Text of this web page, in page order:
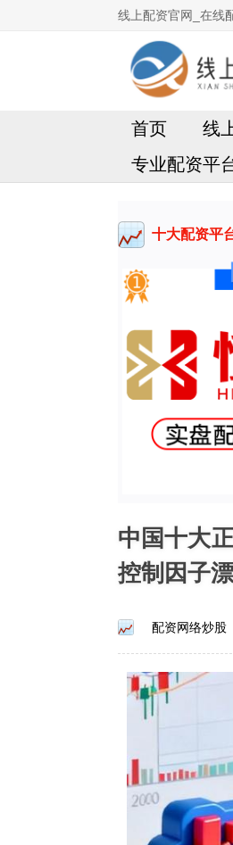
线上配资官网_在线
首页 线
专业配资平
十大配资平
中国十大
控制因子
配资网络炒股